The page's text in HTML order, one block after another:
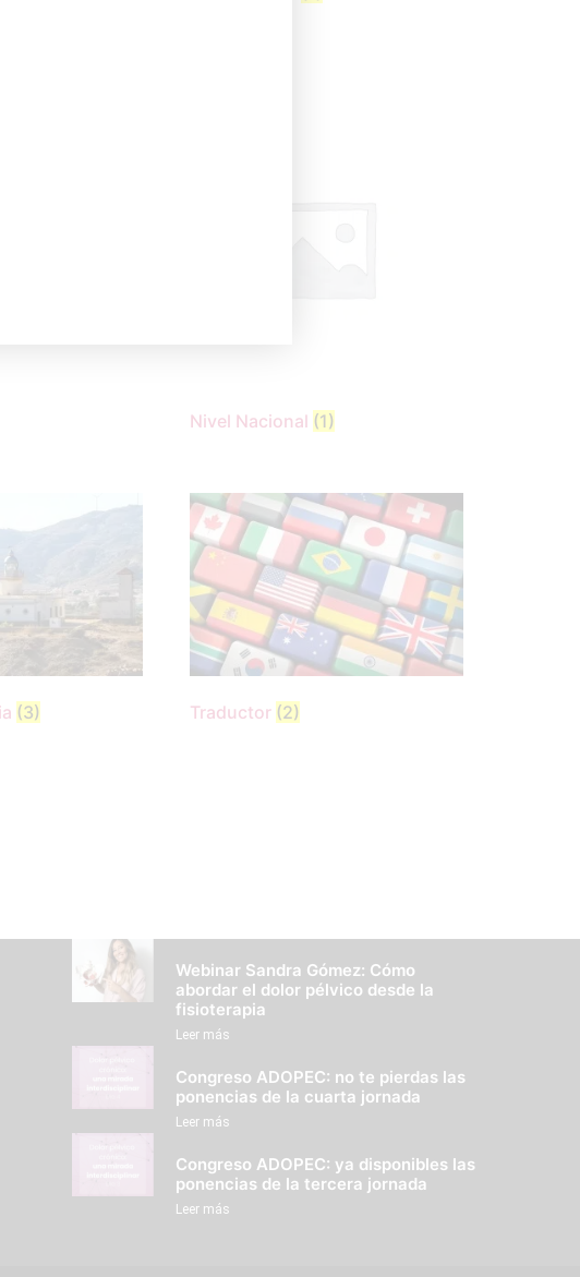
Nivel Nacional (1)
(3) Traductor (2)
Webinar Sandra Gómez: Cómo
abordar el dolor pélvico desde la
fisioterapia
Leer más
Congreso ADOPEC: no te pierdas las
ponencias de la cuarta jornada
Leer más
Congreso ADOPEC: ya disponibles las
ponencias de la tercera jornada
Leer más